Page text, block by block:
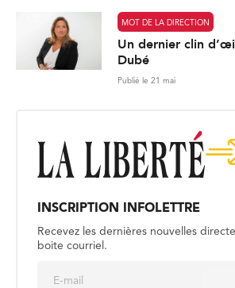
MOT DE LA DIRECTION
Un dernier clin
Dubé
Publié le 21 mai
INSCRIPTION INFOLETTRE
Recevez les dernières nouvelles
boite courriel.